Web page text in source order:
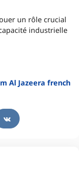
un rôle crucial
industrielle
Al Jazeera french